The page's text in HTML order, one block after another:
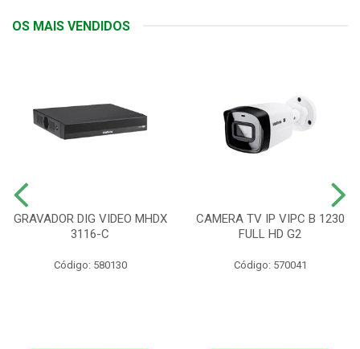
OS MAIS VENDIDOS
GRAVADOR DIG VIDEO MHDX
3116-C
Código: 580130
CAMERA TV IP VIPC B 1230
FULL HD G2
Código: 570041